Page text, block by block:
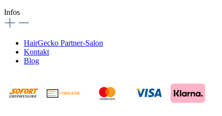
Infos
HairGecko Partner-Salon
Kontakt
Blog
VORKASSE
€